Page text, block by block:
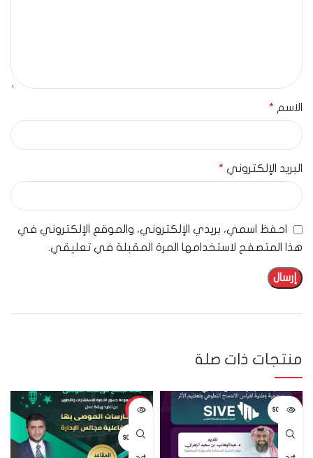
الاسم *
البريد الإلكتروني *
احفظ اسمي، بريدي الإلكتروني، والموقع الإلكتروني في
هذا المتصفح لاستخدامها المرة المقبلة في تعليقي.
منتجات ذات صلة
SOLD OUT
-46%
SOLD OUT